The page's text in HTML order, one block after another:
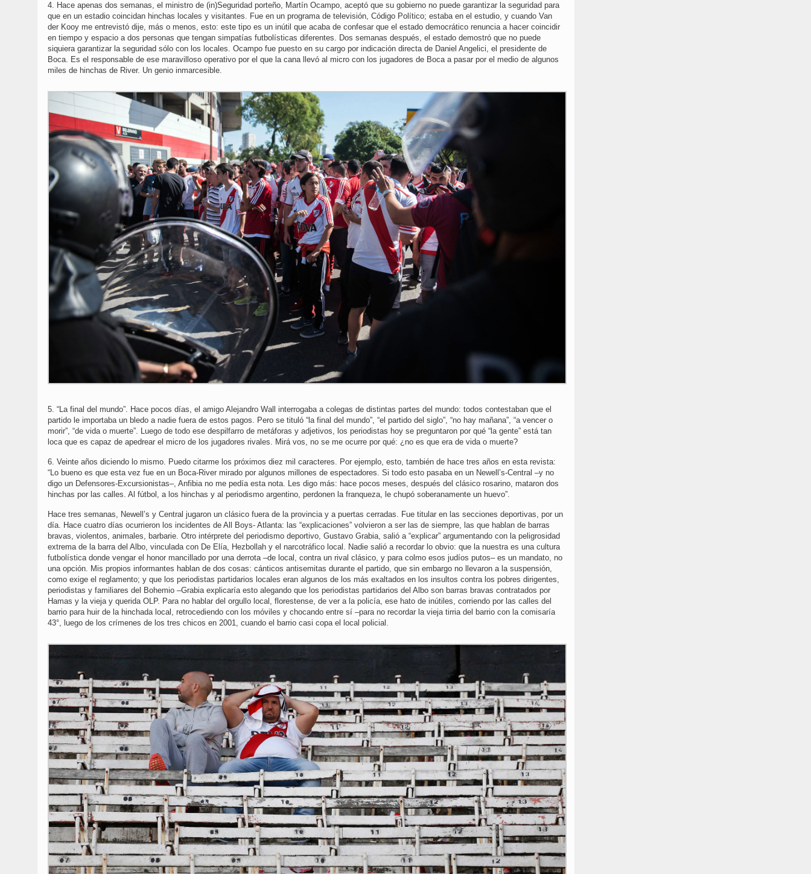
4. Hace apenas dos semanas, el ministro de (in)Seguridad porteño, Martín Ocampo, aceptó que su gobierno no puede garantizar la seguridad para
que en un estadio coincidan hinchas locales y visitantes. Fue en un programa de televisión, Código Político; estaba en el estudio, y cuando Van
der Kooy me entrevistó dije, más o menos, esto: este tipo es un inútil que acaba de confesar que el estado democrático renuncia a hacer coincidir
en tiempo y espacio a dos personas que tengan simpatías futbolísticas diferentes. Dos semanas después, el estado demostró que no puede
siquiera garantizar la seguridad sólo con los locales. Ocampo fue puesto en su cargo por indicación directa de Daniel Angelici, el presidente de
Boca. Es el responsable de ese maravilloso operativo por el que la cana llevó al micro con los jugadores de Boca a pasar por el medio de algunos
miles de hinchas de River. Un genio inmarcesible.
5. “La final del mundo”. Hace pocos días, el amigo Alejandro Wall interrogaba a colegas de distintas partes del mundo: todos contestaban que el
partido le importaba un bledo a nadie fuera de estos pagos. Pero se tituló “la final del mundo”, “el partido del siglo”, “no hay mañana”, “a vencer o
morir”, “de vida o muerte”. Luego de todo ese despilfarro de metáforas y adjetivos, los periodistas hoy se preguntaron por qué “la gente” está tan
loca que es capaz de apedrear el micro de los jugadores rivales. Mirá vos, no se me ocurre por qué: ¿no es que era de vida o muerte?
6. Veinte años diciendo lo mismo. Puedo citarme los próximos diez mil caracteres. Por ejemplo, esto, también de hace tres años en esta revista:
“Lo bueno es que esta vez fue en un Boca-River mirado por algunos millones de espectadores. Si todo esto pasaba en un Newell’s-Central –y no
digo un Defensores-Excursionistas–, Anfibia no me pedía esta nota. Les digo más: hace pocos meses, después del clásico rosarino, mataron dos
hinchas por las calles. Al fútbol, a los hinchas y al periodismo argentino, perdonen la franqueza, le chupó soberanamente un huevo”.
Hace tres semanas, Newell’s y Central jugaron un clásico fuera de la provincia y a puertas cerradas. Fue titular en las secciones deportivas, por un
día. Hace cuatro días ocurrieron los incidentes de All Boys- Atlanta: las “explicaciones” volvieron a ser las de siempre, las que hablan de barras
bravas, violentos, animales, barbarie. Otro intérprete del periodismo deportivo, Gustavo Grabia, salió a “explicar” argumentando con la peligrosidad
extrema de la barra del Albo, vinculada con De Elía, Hezbollah y el narcotráfico local. Nadie salió a recordar lo obvio: que la nuestra es una cultura
futbolística donde vengar el honor mancillado por una derrota –de local, contra un rival clásico, y para colmo esos judíos putos– es un mandato, no
una opción. Mis propios informantes hablan de dos cosas: cánticos antisemitas durante el partido, que sin embargo no llevaron a la suspensión,
como exige el reglamento; y que los periodistas partidarios locales eran algunos de los más exaltados en los insultos contra los pobres dirigentes,
periodistas y familiares del Bohemio –Grabia explicaría esto alegando que los periodistas partidarios del Albo son barras bravas contratados por
Hamas y la vieja y querida OLP. Para no hablar del orgullo local, florestense, de ver a la policía, ese hato de inútiles, corriendo por las calles del
barrio para huir de la hinchada local, retrocediendo con los móviles y chocando entre sí –para no recordar la vieja tirria del barrio con la comisaría
43°, luego de los crímenes de los tres chicos en 2001, cuando el barrio casi copa el local policial.